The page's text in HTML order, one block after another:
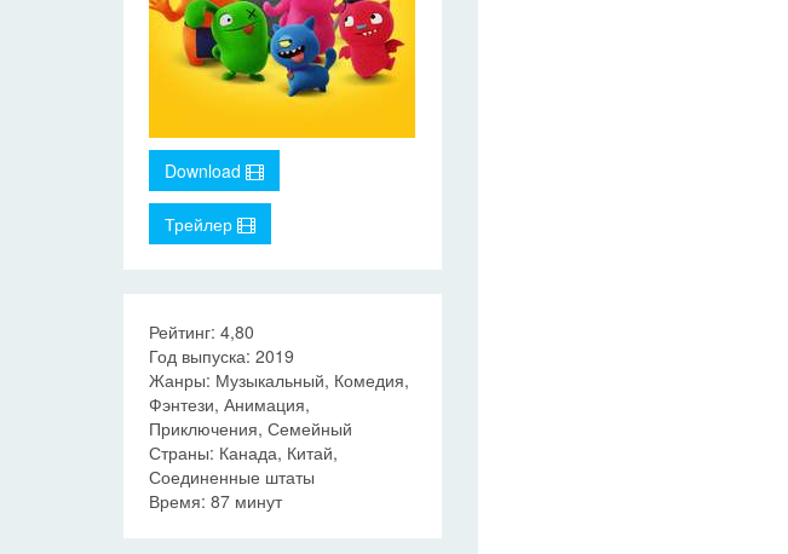
Download
Трейлер
Рейтинг: 4,80
Год выпуска: 2019
Жанры: Музыкальный, Комедия,
Фэнтези, Анимация,
Приключения, Семейный
Страны: Канада, Китай,
Соединенные штаты
Время: 87 минут